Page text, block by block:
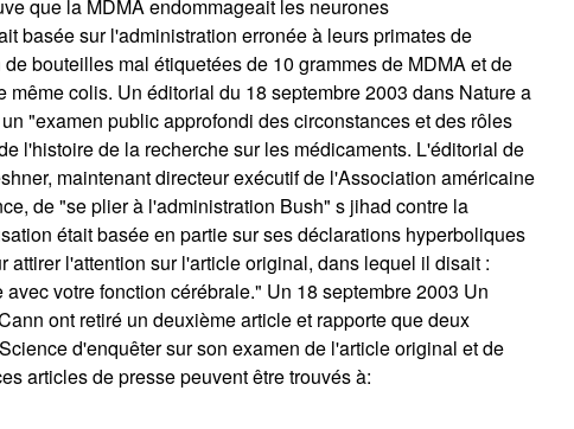
que la MDMA endommageait les neurones
basée sur l'administration erronée à leurs primates de
bouteilles mal étiquetées de 10 grammes de MDMA et de
colis. Un éditorial du 18 septembre 2003 dans Nature a
"examen public approfondi des circonstances et des rôles
l'histoire de la recherche sur les médicaments. L'éditorial de
maintenant directeur exécutif de l'Association américaine
de "se plier à l'administration Bush" s jihad contre la
était basée en partie sur ses déclarations hyperboliques
l'attention sur l'article original, dans lequel il disait :
votre fonction cérébrale." Un 18 septembre 2003 Un
ont retiré un deuxième article et rapporte que deux
d'enquêter sur son examen de l'article original et de
articles de presse peuvent être trouvés à: